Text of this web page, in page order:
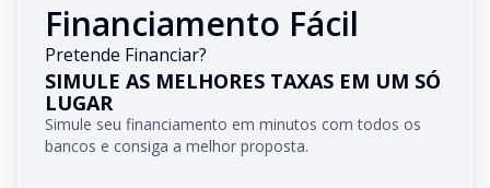
Financiamento Fácil
Pretende Financiar?
SIMULE AS MELHORES TAXAS EM UM SÓ
LUGAR
Simule seu financiamento em minutos com todos os
bancos e consiga a melhor proposta.